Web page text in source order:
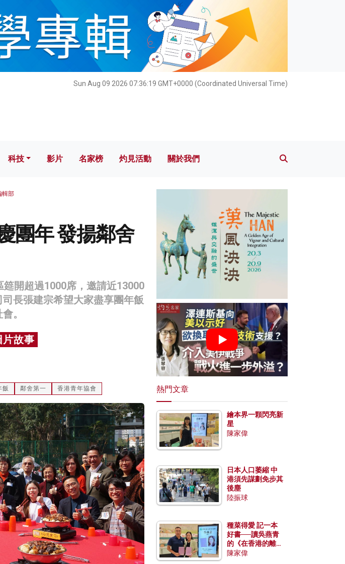
Sun Aug 09 2026 07:36:21 GMT+0000 (Coordinated Universal Time)
科技 影片 名家榜 灼見活動 關於我們
科技 影片 名家榜 灼見活動 關於我們
輯部
團年 發揚鄰舍
開超過1000席，邀請近13000
長張建宗希望大家盡享團年飯
。
片故事
飯 鄰舍第一 香港青年協會 熱門文章
繪本界一顆閃亮新
星
陳家偉
日本人口萎縮 中
港須先謀劃免步其
後塵
陸振球
種菜得愛 記一本
好書──讀吳燕青
的《在香港的離島
種菜》
陳家偉